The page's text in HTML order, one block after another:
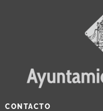
CONTACTO